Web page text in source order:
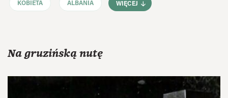
KOBIETA ALBANIA WIĘCEJ
Na gruzińską nutę